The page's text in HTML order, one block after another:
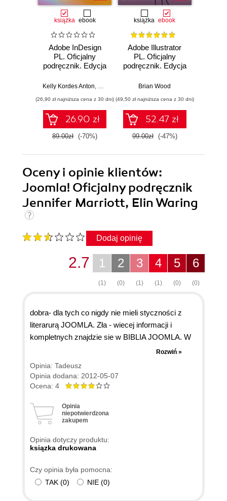
książka ebook
Adobe InDesign
PL. Oficjalny
podręcznik. Edycja
Kelly Kordes Anton
(26,90 zł najniższa cena z 30 dni)
26.90 zł
89.00zł (-70%)
książka ebook
Adobe Illustrator
PL. Oficjalny
podręcznik. Edycja
Brian Wood
(49,50 zł najniższa cena z 30 dni)
52.47 zł
99.00zł (-47%)
Oceny i opinie klientów:
Joomla! Oficjalny podręcznik
Jennifer Marriott, Elin Waring
Dodaj opinię
6
(0)
5
(0)
4
(1)
3
(1)
2
(0)
1
(1)
2.7
dobra- dla tych co nigdy nie mieli styczności z
literarurą JOOMLA. Zła - wiecej informacji i
kompletnych znajdzie sie w BIBLIA JOOMLA. W
Bibli opisy są dokonane krok po kroku. Łatwo
potem przejść w 1.6 czy 2.5 Jeżeli Biblia bedzie
za droga to lepsza bedzie JOOMLA 1.6 Marcina
Lisa. Zresztą sam system 1.5..... ma wiecej
dotyczącą 2.5
Rozwiń »
Opinia: Tadeusz
Opinia dodana: 2012-05-07
Ocena: 4
Opinia
niepotwierdzona
zakupem
Opinia dotyczy produktu:
ksiązka drukowana
Czy opinia była pomocna:
TAK (0) NIE (0)